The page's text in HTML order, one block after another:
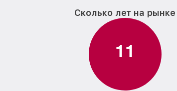
Сколько лет на рынке
11